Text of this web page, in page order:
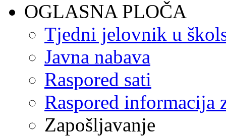
OGLASNA PLOČA
Tjedni jelovnik u
Javna nabava
Raspored sati
Raspored informacija
Zapošljavanje